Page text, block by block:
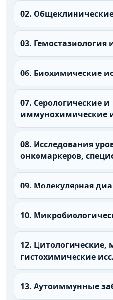
02.
03. Гемостазиология
06. Биохимические
07. Серологические и
иммунохимические
08. Исследования
онкомаркеров,
09. Молекулярная
10.
12. Цитологические,
гистохимические
13. Аутоиммунные